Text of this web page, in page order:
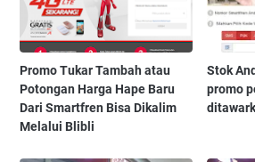
Promo Tukar Tambah atau
Potongan Harga Hape Baru
Dari Smartfren Bisa Dikalim
Melalui Blibli
Stok
promo